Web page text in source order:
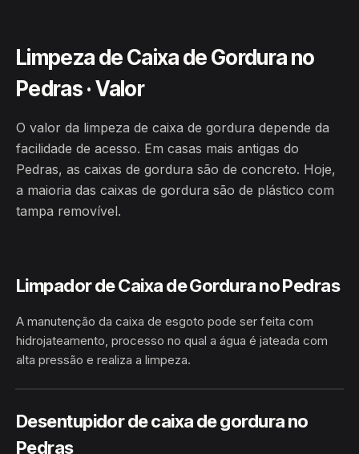
Limpeza de Caixa de Gordura no
Pedras · Valor
O valor da limpeza de caixa de gordura depende da
facilidade de acesso. Em casas mais antigas do
Pedras, as caixas de gordura são de concreto. Hoje,
a maioria das caixas de gordura são de plástico com
tampa removível.
Limpador de Caixa de Gordura no Pedras
A manutenção da caixa de esgoto pode ser feita com
hidrojateamento, processo no qual a água é jateada com
alta pressão e realiza a limpeza.
HIDROJATEAMENTO PEDRAS · CONCEIÇÃO DO COITÉ/BA
Desentupidor de caixa de gordura no
Pedras